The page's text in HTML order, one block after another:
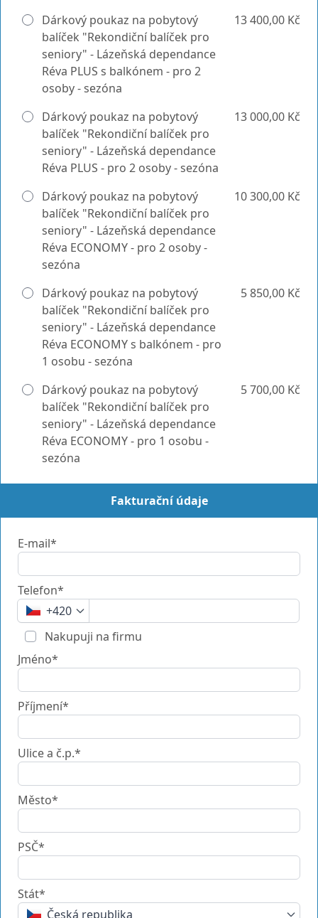
Dárkový poukaz na pobytový
balíček "Rekondiční balíček pro
seniory" - Lázeňská dependance
Réva PLUS s balkónem - pro 2
osoby - sezóna
13 400,00 Kč
Dárkový poukaz na pobytový
balíček "Rekondiční balíček pro
seniory" - Lázeňská dependance
Réva PLUS - pro 2 osoby - sezóna
13 000,00 Kč
Dárkový poukaz na pobytový
balíček "Rekondiční balíček pro
seniory" - Lázeňská dependance
Réva ECONOMY - pro 2 osoby -
sezóna
10 300,00 Kč
Dárkový poukaz na pobytový
balíček "Rekondiční balíček pro
seniory" - Lázeňská dependance
Réva ECONOMY s balkónem - pro
1 osobu - sezóna
5 850,00 Kč
Dárkový poukaz na pobytový
balíček "Rekondiční balíček pro
seniory" - Lázeňská dependance
Réva ECONOMY - pro 1 osobu -
sezóna
5 700,00 Kč
Fakturační údaje
E-mail*
Telefon*
+420
Nakupuji na firmu
Jméno*
Příjmení*
Ulice a č.p.*
Město*
PSČ*
Stát*
Česká republika